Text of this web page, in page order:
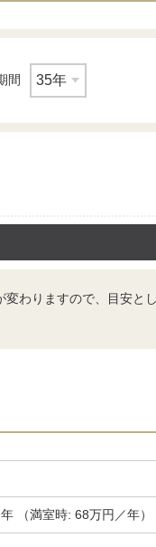
その他
間
わりますので、目安とし
（満室時: 68万円／年）